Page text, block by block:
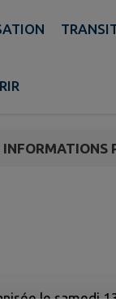
INFORMATIONS
le samedi